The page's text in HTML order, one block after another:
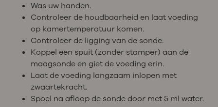
Was uw handen.
Controleer de houdbaarheid en laat voeding
op kamertemperatuur komen.
Controleer de ligging van de sonde.
Koppel een spuit (zonder stamper) aan de
maagsonde en giet de voeding erin.
Laat de voeding langzaam inlopen met
zwaartekracht.
Spoel na afloop de sonde door met 5 ml water.